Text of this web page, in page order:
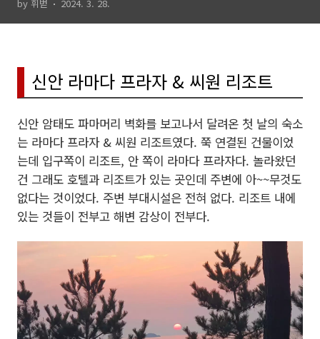
by 휘벋 2024. 3. 28.
신안 라마다 프라자 & 씨원 리조트
신안 암태도 파마머리 벽화를 보고나서 달려온 첫 날의 숙소
는 라마다 프라자 & 씨원 리조트였다. 쭉 연결된 건물이었
는데 입구쪽이 리조트, 안 쪽이 라마다 프라자다. 놀라왔던
건 그래도 호텔과 리조트가 있는 곳인데 주변에 아~~무것도
없다는 것이었다. 주변 부대시설은 전혀 없다. 리조트 내에
있는 것들이 전부고 해변 감상이 전부다.